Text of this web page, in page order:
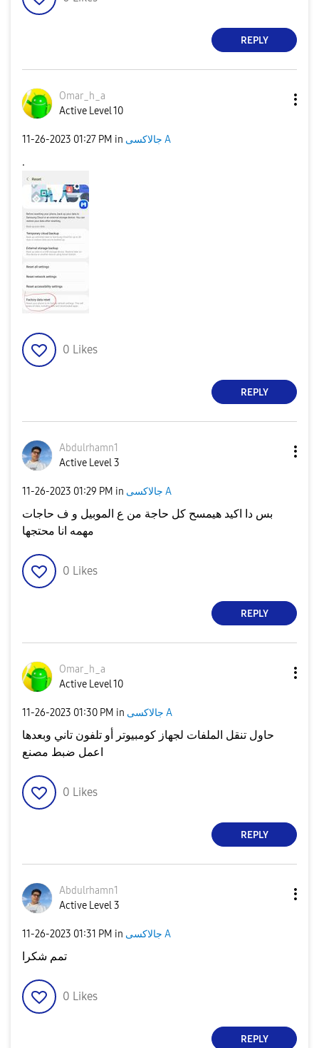
REPLY
Omar_h_a
Active Level 10
‎11-26-2023 01:27 PM in جالاكسى A
.
0 Likes
REPLY
Abdulrhamn1
Active Level 3
‎11-26-2023 01:29 PM in جالاكسى A
بس دا اكيد هيمسح كل حاجة من ع الموبيل و ف حاجات
مهمه انا محتجها
0 Likes
REPLY
Omar_h_a
Active Level 10
‎11-26-2023 01:30 PM in جالاكسى A
حاول تنقل الملفات لجهاز كومبيوتر أو تلفون تاني وبعدها
اعمل ضبط مصنع
0 Likes
REPLY
Abdulrhamn1
Active Level 3
‎11-26-2023 01:31 PM in جالاكسى A
تمم شكرا
0 Likes
REPLY